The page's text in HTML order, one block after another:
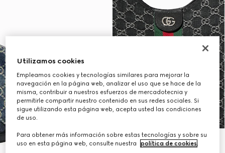
Utilizamos cookies
Empleamos cookies y tecnologías similares para mejorar la
navegación en la página web, analizar el uso que se hace de la
misma, contribuir a nuestros esfuerzos de mercadotecnia y
permitirle compartir nuestro contenido en sus redes sociales. Si
sigue utilizando esta página web, acepta usted las condiciones
de uso.
Para obtener más información sobre estas tecnologías y sobre su
uso en esta página web, consulte nuestra
política de cookies.